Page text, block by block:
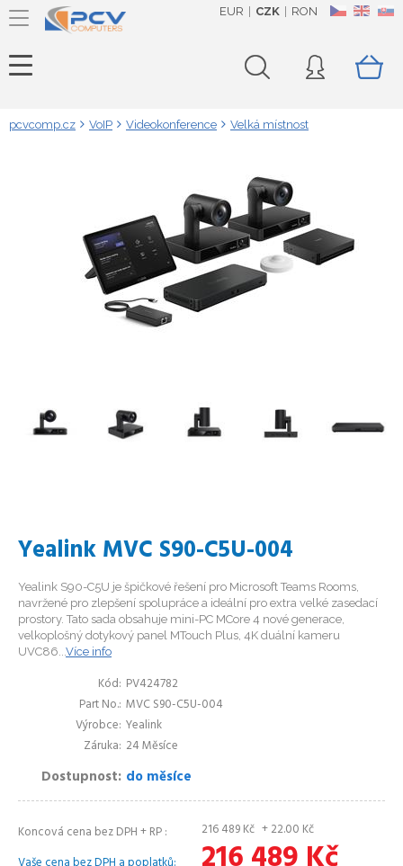
CZ EN SK
EUR CZK RON
pcvcomp.cz VoIP Videokonference Velká místnost
Yealink MVC S90-C5U-004
Yealink S90-C5U je špičkové řešení pro Microsoft Teams Rooms,
navržené pro zlepšení spolupráce a ideální pro extra velké zasedací
prostory. Tato sada obsahuje mini-PC MCore 4 nové generace,
velkoplošný dotykový panel MTouch Plus, 4K duální kameru
UVC86...Více info
Kód PV424782
Part No. MVC S90-C5U-004
Výrobce Yealink
Záruka 24 Měsíce
Dostupnost do měsíce
Koncová cena bez DPH + RP 216 489Kč + 22.00 Kč